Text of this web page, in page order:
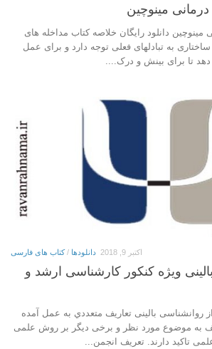
مینوچین
مینوچین دانلود رایگان خلاصه کتاب مداخله های
به تبادلهای فعلی توجه دارد و برای عمل
تا برای بینش و درک....
دانلودها /کتاب های فارسی اکتبر 9, 2018
ویژه کنکور کارشناسی ارشد و
روانشناسی بالینی تعاریف متعددي به عمل آمده
به موضوع مورد نظر و برخی دیگر بر روش علمی
تاکید دارند. تعریف انجمن...